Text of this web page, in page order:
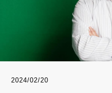
2024/02/20